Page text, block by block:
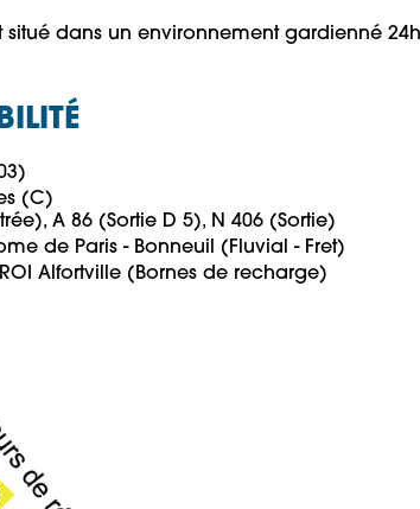
(C)
ROI Alfortville (Bornes de recharge)